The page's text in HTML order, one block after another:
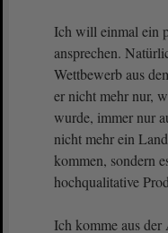
Ich will einmal ein
ansprechen.
Wettbewerb aus
er nicht mehr nur,
wurde, immer nur
nicht mehr ein
kommen, sondern
hochqualitative
Ich komme aus